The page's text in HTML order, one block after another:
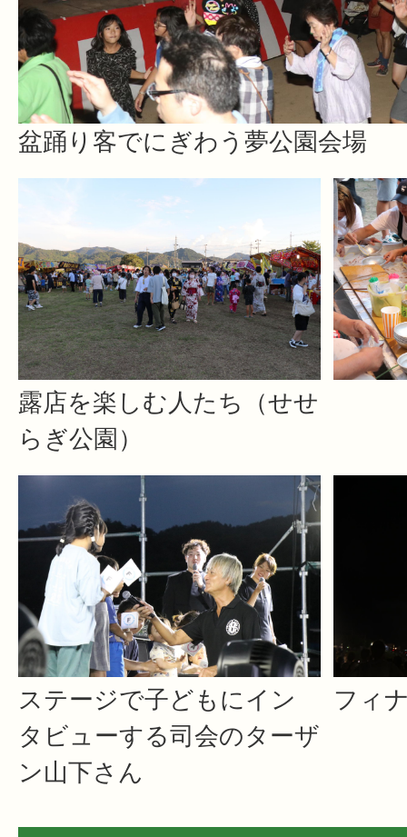
盆踊り客でにぎわう夢公園会場
露店を楽しむ人たち（せせ
らぎ公園）
ステージで子どもにイン
タビューする司会のターザ
ン山下さん
フィ